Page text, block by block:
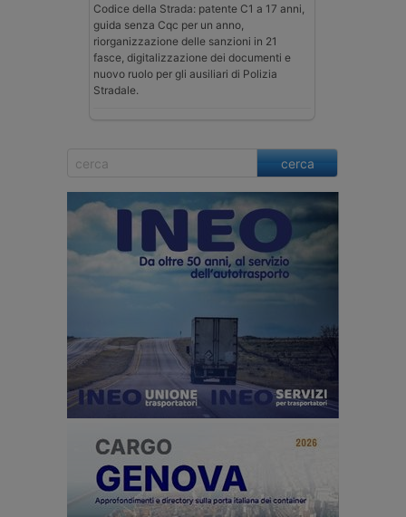
Codice della Strada: patente C1 a 17 anni,
guida senza Cqc per un anno,
riorganizzazione delle sanzioni in 21
fasce, digitalizzazione dei documenti e
nuovo ruolo per gli ausiliari di Polizia
Stradale.
cerca